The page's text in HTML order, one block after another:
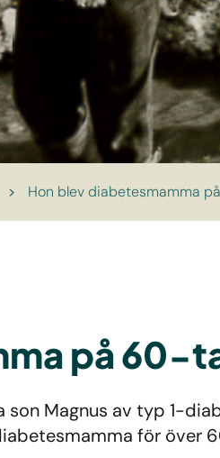
> Hon blev diabetesmamma
på 60-
Magnus av typ 1-
för över